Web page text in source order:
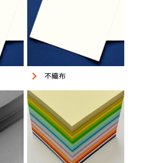
keyboard_arrow_right 不織布